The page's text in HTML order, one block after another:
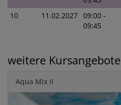
10
11.02.2027 09:00 -
09:45
weitere Kursangebote
Aqua Mix II